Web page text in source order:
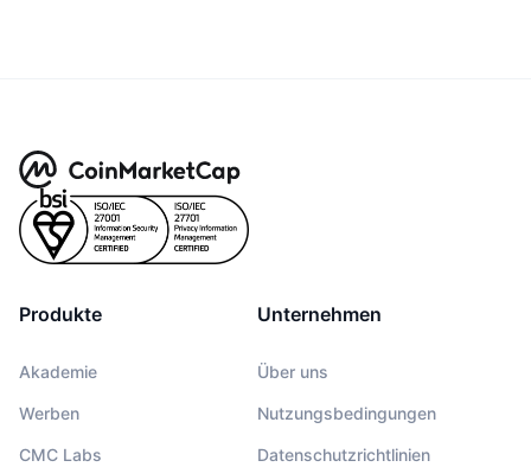
Produkte
Akademie
Werben
CMC Labs
Unternehmen
Über uns
Nutzungsbedingungen
Datenschutzrichtlinien